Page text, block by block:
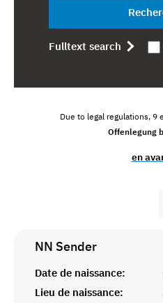
Fulltext search
Due to legal regulations, 9
Offenlegung
en
NN Sender
Date de naissance:
Lieu de naissance: